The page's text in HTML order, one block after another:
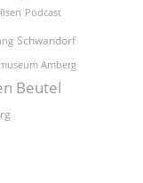
Podcast
Schwandorf
Amberg
Beutel